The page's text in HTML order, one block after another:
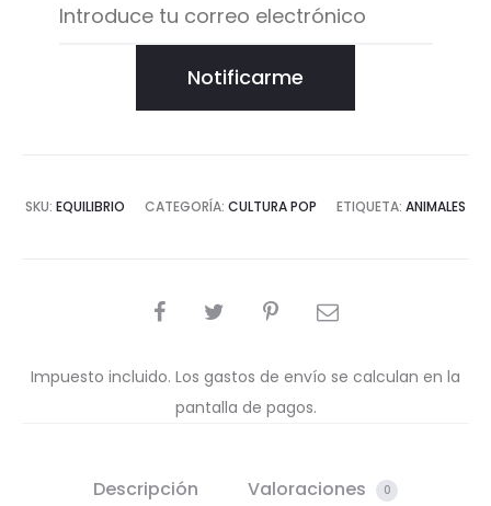
Notificarme
SKU: EQUILIBRIO CATEGORÍA: CULTURA POP ETIQUETA: ANIMALES
COMPARTIR
Impuesto incluido. Los gastos de envío se calculan en la
pantalla de pagos.
Descripción Valoraciones 0